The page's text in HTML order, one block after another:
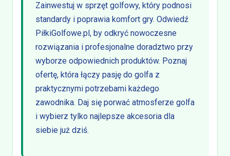
Zainwestuj w sprzęt golfowy, który podnosi
standardy i poprawia komfort gry. Odwiedź
PiłkiGolfowe.pl, by odkryć nowoczesne
rozwiązania i profesjonalne doradztwo przy
wyborze odpowiednich produktów. Poznaj
ofertę, która łączy pasję do golfa z
praktycznymi potrzebami każdego
zawodnika. Daj się porwać atmosferze golfa
i wybierz tylko najlepsze akcesoria dla
siebie już dziś.